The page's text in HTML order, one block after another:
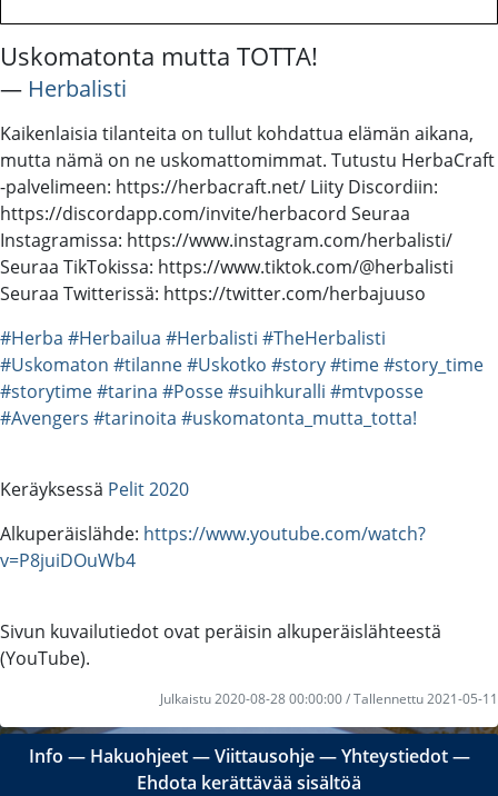
Uskomatonta mutta TOTTA!
― Herbalisti
Kaikenlaisia tilanteita on tullut kohdattua elämän aikana,
mutta nämä on ne uskomattomimmat. Tutustu HerbaCraft
-palvelimeen: https://herbacraft.net/ Liity Discordiin:
https://discordapp.com/invite/herbacord Seuraa
Instagramissa: https://www.instagram.com/herbalisti/
Seuraa TikTokissa: https://www.tiktok.com/@herbalisti
Seuraa Twitterissä: https://twitter.com/herbajuuso
#Herba #Herbailua #Herbalisti #TheHerbalisti
#Uskomaton #tilanne#Uskotko #story#time#story_time
#storytime#tarina #Posse#suihkuralli #mtvposse
#Avengers #tarinoita #uskomatonta_mutta_totta!
Keräyksessä Pelit 2020
Alkuperäislähde: https://www.youtube.com/watch?
v=P8juiDOuWb4
Sivun kuvailutiedot ovat peräisin alkuperäislähteestä
(YouTube).
Julkaistu 2020-08-28 00:00:00 / Tallennettu 2021-05-11
Info ― Hakuohjeet―Viittausohje―Yhteystiedot―
Ehdota kerättävää sisältöä